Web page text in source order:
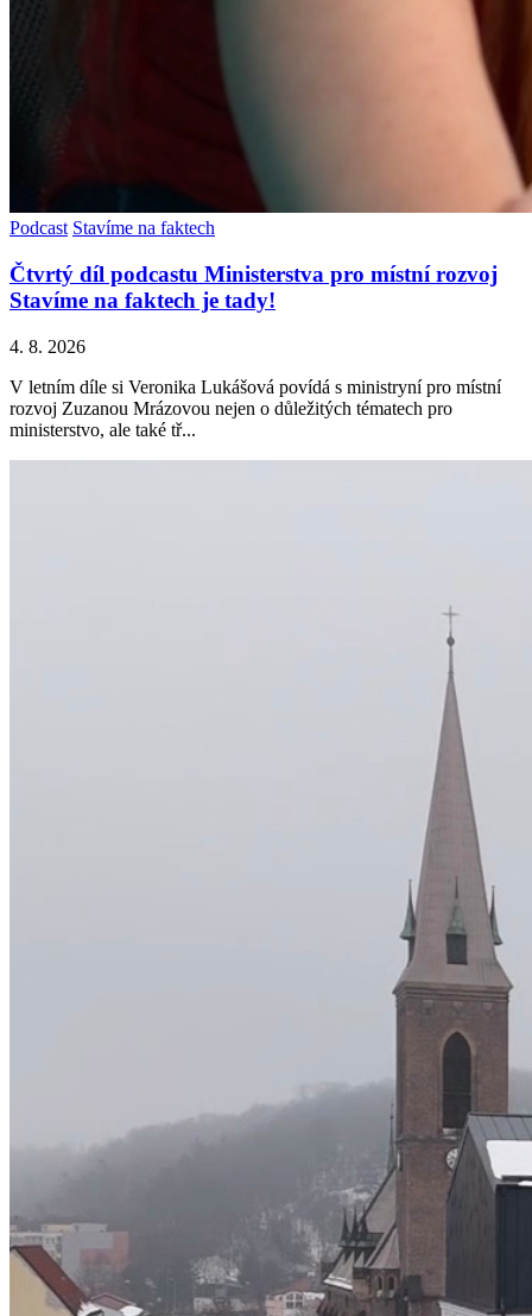
Podcast Stavíme na faktech
Čtvrtý díl podcastu Ministerstva pro místní rozvoj
Stavíme na faktech je tady!
4. 8. 2026
V letním díle si Veronika Lukášová povídá s ministryní pro místní
rozvoj Zuzanou Mrázovou nejen o důležitých tématech pro
ministerstvo, ale také tř...